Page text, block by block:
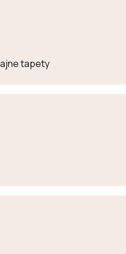
tapety